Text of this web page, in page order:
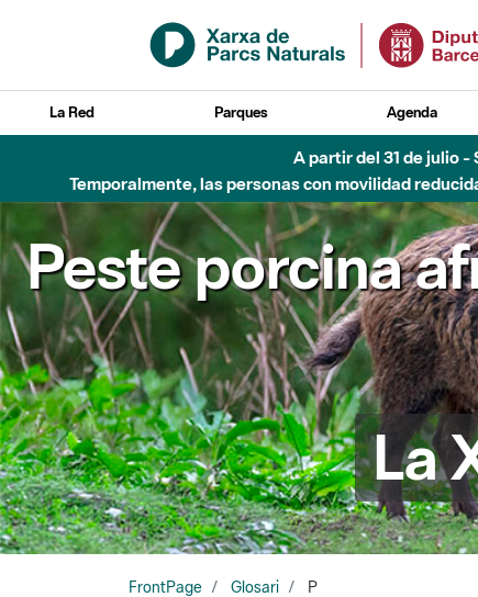
Saltar al contenido principal
La Red Parques Agenda
6 de agosto - Parque
Peste porcina
La
FrontPage Glosari P